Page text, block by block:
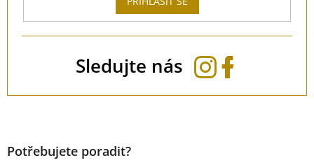
Sledujte nás
Potřebujete poradit?